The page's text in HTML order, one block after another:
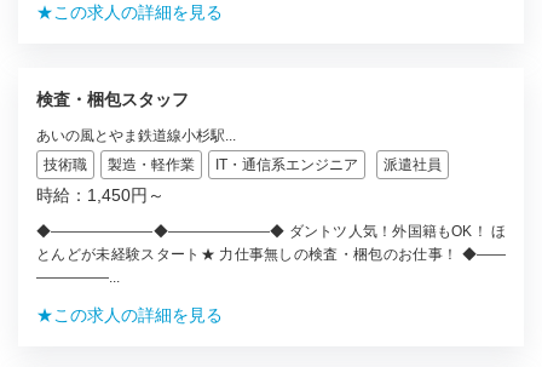
★この求人の詳細を見る
検査・梱包スタッフ
あいの風とやま鉄道線小杉駅...
技術職
製造・軽作業 IT・通信系エンジニア 派遣社員
時給：1,450円～
◆―――――――◆―――――――◆ ダントツ人気！外国籍もOK！ ほ
とんどが未経験スタート★ 力仕事無しの検査・梱包のお仕事！ ◆――
―――――...
★この求人の詳細を見る